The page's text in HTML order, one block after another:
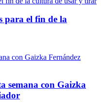
para el fin de la
semana con Gaizka